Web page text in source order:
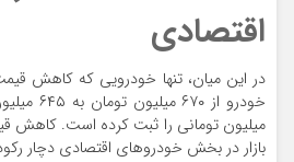
اقتصادی
میلیون تومانی را ثبت کرده است. کاهش
بازار در بخش خودروهای اقتصادی دچار